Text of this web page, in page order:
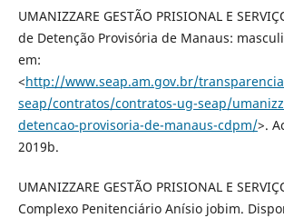
UMANIZZARE GESTÃO PRISIONAL E
de Detenção Provisória de Manaus:
em:
<http://www.seap.am.gov.br/
seap/contratos/contratos-ug-seap/
detencao-provisoria-de-manaus-cdpm/>.
2019b.
UMANIZZARE GESTÃO PRISIONAL E
Complexo Penitenciário Anísio jobim.